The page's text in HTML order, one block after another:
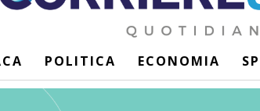
POLITICA ECONOMIA